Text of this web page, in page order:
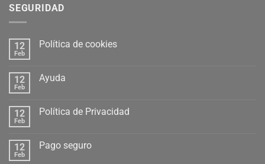
SEGURIDAD
12
Feb
Política de cookies
12
Feb
Ayuda
12
Feb
Política de Privacidad
12
Feb
Pago seguro